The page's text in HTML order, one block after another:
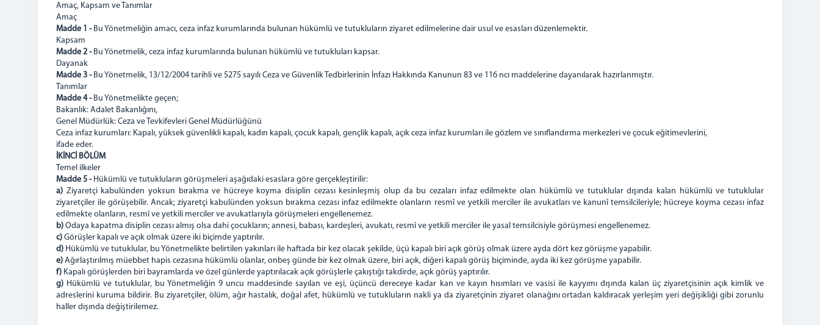
Amaç, Kapsam ve Tanımlar
Amaç
Madde 1 -Bu Yönetmeliğin amacı, ceza infaz kurumlarında bulunan hükümlü ve tutukluların ziyaret edilmelerine dair usul ve esasları düzenlemektir.
Kapsam
Madde 2 -Bu Yönetmelik, ceza infaz kurumlarında bulunan hükümlü ve tutukluları kapsar.
Dayanak
Madde 3 -Bu Yönetmelik, 13/12/2004 tarihli ve 5275 sayılı Ceza ve Güvenlik Tedbirlerinin İnfazı Hakkında Kanunun 83 ve 116 ncı maddelerine dayanılarak hazırlanmıştır.
Tanımlar
Madde 4 -Bu Yönetmelikte geçen;
Bakanlık: Adalet Bakanlığını,
Genel Müdürlük: Ceza ve Tevkifevleri Genel Müdürlüğünü
Ceza infaz kurumları: Kapalı, yüksek güvenlikli kapalı, kadın kapalı, çocuk kapalı, gençlik kapalı, açık ceza infaz kurumları ile gözlem ve sınıflandırma merkezleri ve çocuk eğitimevlerini,
ifade eder.
İKİNCİ BÖLÜM
Temel ilkeler
Madde 5 -Hükümlü ve tutukluların görüşmeleri aşağıdaki esaslara göre gerçekleştirilir:
a) Ziyaretçi kabulünden yoksun bırakma ve hücreye koyma disiplin cezası kesinleşmiş olup da bu cezaları infaz edilmekte olan hükümlü ve tutuklular dışında kalan hükümlü ve tutuklular
ziyaretçiler ile görüşebilir. Ancak; ziyaretçi kabulünden yoksun bırakma cezası infaz edilmekte olanların resmî ve yetkili merciler ile avukatları ve kanunî temsilcileriyle; hücreye koyma cezası infaz
edilmekte olanların, resmî ve yetkili merciler ve avukatlarıyla görüşmeleri engellenemez.
b) Odaya kapatma disiplin cezası almış olsa dahi çocukların; annesi, babası, kardeşleri, avukatı, resmî ve yetkili merciler ile yasal temsilcisiyle görüşmesi engellenemez.
c) Görüşler kapalı ve açık olmak üzere iki biçimde yaptırılır.
d) Hükümlü ve tutuklular, bu Yönetmelikte belirtilen yakınları ile haftada bir kez olacak şekilde, üçü kapalı biri açık görüş olmak üzere ayda dört kez görüşme yapabilir.
e) Ağırlaştırılmış müebbet hapis cezasına hükümlü olanlar, onbeş günde bir kez olmak üzere, biri açık, diğeri kapalı görüş biçiminde, ayda iki kez görüşme yapabilir.
f) Kapalı görüşlerden biri bayramlarda ve özel günlerde yaptırılacak açık görüşlerle çakıştığı takdirde, açık görüş yaptırılır.
g) Hükümlü ve tutuklular, bu Yönetmeliğin 9 uncu maddesinde sayılan ve eşi, üçüncü dereceye kadar kan ve kayın hısımları ve vasisi ile kayyımı dışında kalan üç ziyaretçisinin açık kimlik ve
adreslerini kuruma bildirir. Bu ziyaretçiler, ölüm, ağır hastalık, doğal afet, hükümlü ve tutukluların nakli ya da ziyaretçinin ziyaret olanağını ortadan kaldıracak yerleşim yeri değişikliği gibi zorunlu
haller dışında değiştirilemez.